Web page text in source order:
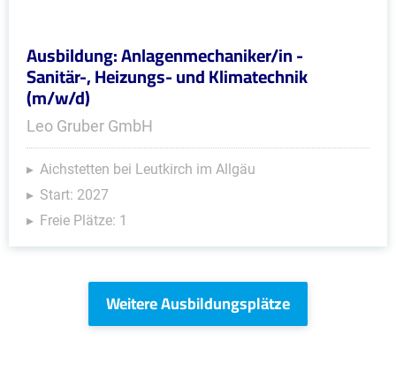
Ausbildung: Anlagenmechaniker/in -
Sanitär-, Heizungs- und Klimatechnik
(m/w/d)
Leo Gruber GmbH
Aichstetten bei Leutkirch im Allgäu
Start: 2027
Freie Plätze: 1
Weitere Ausbildungsplätze